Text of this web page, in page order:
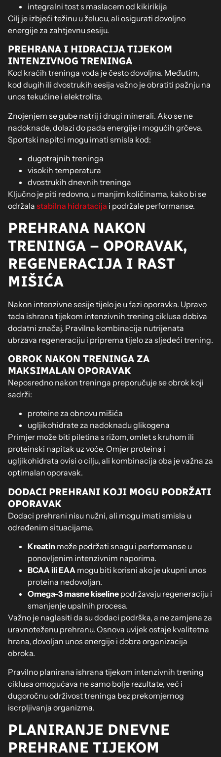
integralni tost s maslacem od kikirikija
Cilj je izbjeći težinu u želucu, ali osigurati dovoljno
energije za zahtjevnu sesiju.
PREHRANA I HIDRACIJA TIJEKOM
INTENZIVNOG TRENINGA
Kod kraćih treninga voda je često dovoljna. Međutim,
kod dugih ili dvostrukih sesija važno je obratiti pažnju na
unos tekućine i elektrolita.
Znojenjem se gube natrij i drugi minerali. Ako se ne
nadoknade, dolazi do pada energije i mogućih grčeva.
Sportski napitci mogu imati smisla kod:
dugotrajnih treninga
visokih temperatura
dvostrukih dnevnih treninga
Ključno je piti redovno, u manjim količinama, kako bi se
održala stabilna hidratacija i podržale performanse.
PREHRANA NAKON
TRENINGA – OPORAVAK,
REGENERACIJA I RAST
MIŠIĆA
Nakon intenzivne sesije tijelo je u fazi oporavka. Upravo
tada ishrana tijekom intenzivnih trening ciklusa dobiva
dodatni značaj. Pravilna kombinacija nutrijenata
ubrzava regeneraciju i priprema tijelo za sljedeći trening.
OBROK NAKON TRENINGA ZA
MAKSIMALAN OPORAVAK
Neposredno nakon treninga preporučuje se obrok koji
sadrži:
proteine za obnovu mišića
ugljikohidrate za nadoknadu glikogena
Primjer može biti piletina s rižom, omlet s kruhom ili
proteinski napitak uz voće. Omjer proteina i
ugljikohidrata ovisi o cilju, ali kombinacija oba je važna za
optimalan oporavak.
DODACI PREHRANI KOJI MOGU PODRŽATI
OPORAVAK
Dodaci prehrani nisu nužni, ali mogu imati smisla u
određenim situacijama.
Kreatin može podržati snagu i performanse u
ponovljenim intenzivnim naporima.
BCAA ili EAA mogu biti korisni ako je ukupni unos
proteina nedovoljan.
Omega-3 masne kiseline podržavaju regeneraciju i
smanjenje upalnih procesa.
Važno je naglasiti da su dodaci podrška, a ne zamjena za
uravnoteženu prehranu. Osnova uvijek ostaje kvalitetna
hrana, dovoljan unos energije i dobra organizacija
obroka.
Pravilno planirana ishrana tijekom intenzivnih trening
ciklusa omogućava ne samo bolje rezultate, već i
dugoročnu održivost treninga bez prekomjernog
iscrpljivanja organizma.
PLANIRANJE DNEVNE
PREHRANE TIJEKOM